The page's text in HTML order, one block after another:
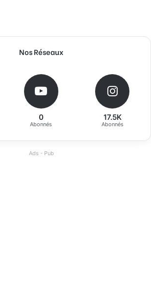
Nos Réseaux
0
Abonnés
17.5K
Abonnés
Ads - Pub